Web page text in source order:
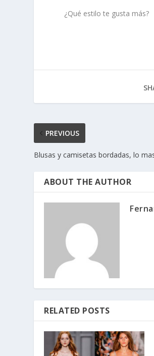
¿Qué estilo te gusta más?
PREVIOUS
Blusas y camisetas bordadas, lo
ABOUT THE AUTHOR
RELATED POSTS